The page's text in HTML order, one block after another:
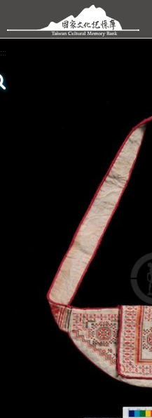
跳到主要內容區塊
:::